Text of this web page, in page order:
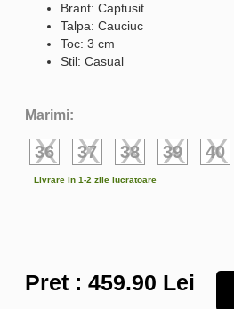
Brant: Captusit
Talpa: Cauciuc
Toc: 3 cm
Stil: Casual
Marimi:
36 37 38 39 40
Livrare in 1-2 zile lucratoare
Pret : 459.90 Lei